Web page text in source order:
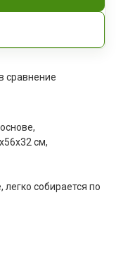
сравнение
см,
собирается по